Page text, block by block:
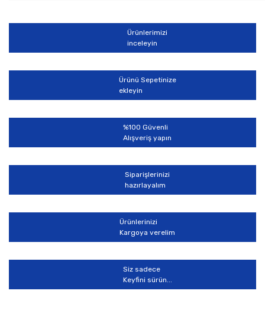
Ürünlerimizi
inceleyin
Ürünü Sepetinize
ekleyin
%100 Güvenli
Alışveriş yapın
Siparişlerinizi
hazırlayalım
Ürünlerinizi
Kargoya verelim
Siz sadece
Keyfini sürün...